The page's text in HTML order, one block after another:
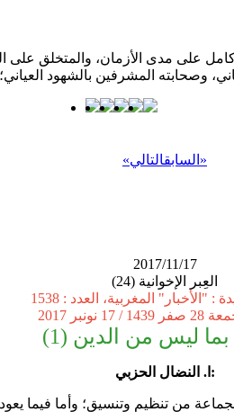
على مدى الأزمان، والمتخلق على
« السابقالتالي »
2017/11/17
العِبر الإخوانية (24)
"الأخبار" المغربية، العدد : 1538
نونبر 2017
بما ليس من الدين (1)
ا. النضال الحزبي: